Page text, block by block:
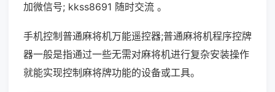
加微信号; kkss8691 随时交流 。
手机控制普通麻将机万能遥控器;普通麻将机程序控牌
器一般是指通过一些无需对麻将机进行复杂安装操作
就能实现控制麻将牌功能的设备或工具。